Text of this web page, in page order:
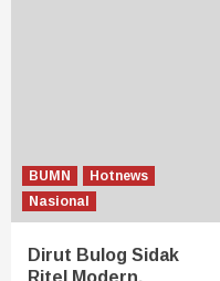
BUMN
Hotnews
Nasional
Dirut Bulog Sidak